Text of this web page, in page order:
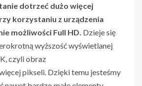
dotrzeć dużo więcej
korzystaniu z urządzenia
możliwości Full HD. Dzieje się
wyższość wyświetlanej
czyli obraz
pikseli. Dzięki temu jesteśmy